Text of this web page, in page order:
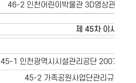
46-2 인천어린이박물관 3D영상관 사용
제 45차 이사회 -
45-1 인천광역시시설관리공단 2007회계
45-2 가족공원사업단관리규정 개